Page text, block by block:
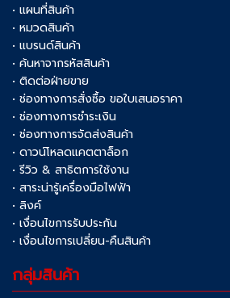
• แผนที่สินค้า
• หมวดสินค้า
• แบรนด์สินค้า
• ค้นหาจากรหัสสินค้า
• ติดต่อฝ่ายขาย
• ช่องทางการสั่งซื้อ ขอใบเสนอราคา
• ช่องทางการชำระเงิน
• ช่องทางการจัดส่งสินค้า
• ดาวน์โหลดแคตตาล็อก
• รีวิว & สาธิตการใช้งาน
• สาระน่ารู้เครื่องมือไฟฟ้า
• ลิงค์
• เงื่อนไขการรับประกัน
• เงื่อนไขการเปลี่ยน-คืนสินค้า
กลุ่มสินค้า